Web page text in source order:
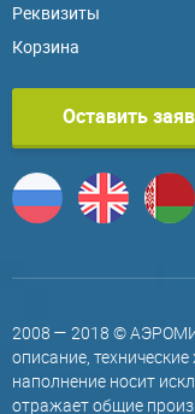
Реквизиты
Корзина
Оставить
2008 — 2018 ©
описание,
наполнение носит
отражает общие